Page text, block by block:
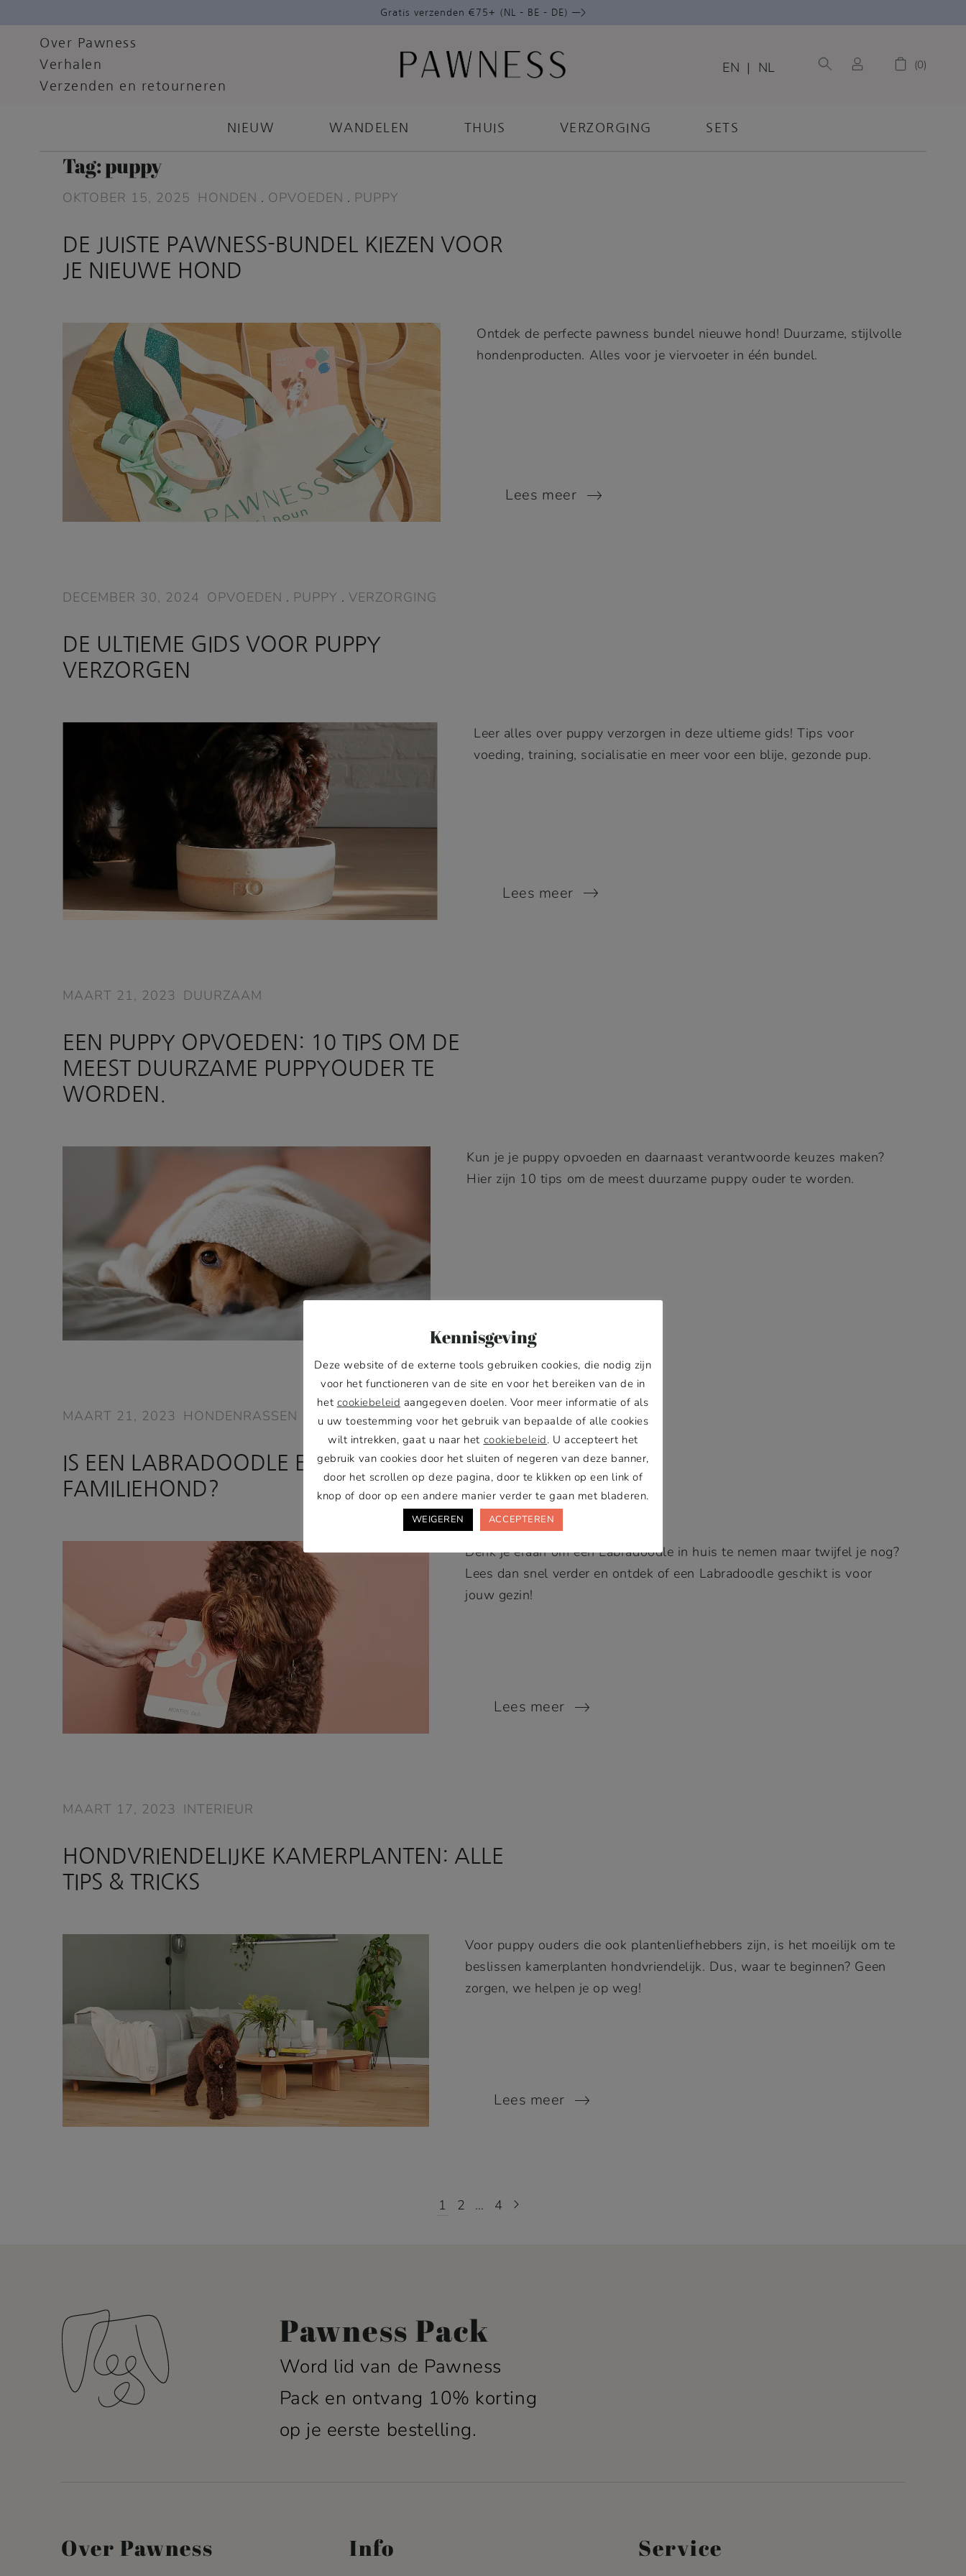
Gratis verzenden €75+ (NL – BE – DE) —>
Over Pawness
Verhalen
Verzenden en retourneren
EN | NL 0
NIEUW WANDELEN THUIS VERZORGING SETS
Tag:puppy
OKTOBER 15, 2025 HONDEN . OPVOEDEN . PUPPY
DE JUISTE PAWNESS-BUNDEL KIEZEN VOOR
JE NIEUWE HOND
Ontdek de perfecte pawness bundel nieuwe hond! Duurzame, stijlvolle
hondenproducten. Alles voor je viervoeter in één bundel.
Lees meer
DECEMBER 30, 2024 OPVOEDEN . PUPPY . VERZORGING
DE ULTIEME GIDS VOOR PUPPY
VERZORGEN
Leer alles over puppy verzorgen in deze ultieme gids! Tips voor
voeding, training, socialisatie en meer voor een blije, gezonde pup.
Lees meer
MAART 21, 2023 DUURZAAM
EEN PUPPY OPVOEDEN: 10 TIPS OM DE
MEEST DUURZAME PUPPYOUDER TE
WORDEN.
Kun je je puppy opvoeden en daarnaast verantwoorde keuzes maken?
Hier zijn 10 tips om de meest duurzame puppy ouder te worden.
MAART 21, 2023 HONDENRASSEN
IS EEN LABRADOODLE EEN GESCHIKTE
FAMILIEHOND?
Denk je eraan om een Labradoodle in huis te nemen maar twijfel je nog?
Lees dan snel verder en ontdek of een Labradoodle geschikt is voor
jouw gezin!
Lees meer
MAART 17, 2023 INTERIEUR
HONDVRIENDELIJKE KAMERPLANTEN: ALLE
TIPS & TRICKS
Voor puppy ouders die ook plantenliefhebbers zijn, is het moeilijk om te
beslissen kamerplanten hondvriendelijk. Dus, waar te beginnen? Geen
zorgen, we helpen je op weg!
Lees meer
1 2 … 4
Pawness Pack
Word lid van de Pawness
Pack en ontvang 10% korting
op je eerste bestelling.
Over Pawness Info Service
Kennisgeving
Deze website of de externe tools gebruiken cookies, die nodig zijn
voor het functioneren van de site en voor het bereiken van de in
het cookiebeleid aangegeven doelen. Voor meer informatie of als
u uw toestemming voor het gebruik van bepaalde of alle cookies
wilt intrekken, gaat u naar het cookiebeleid. U accepteert het
gebruik van cookies door het sluiten of negeren van deze banner,
door het scrollen op deze pagina, door te klikken op een link of
knop of door op een andere manier verder te gaan met bladeren.
WEIGEREN ACCEPTEREN